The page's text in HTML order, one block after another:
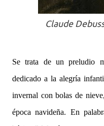
Claude
Se trata de un preludio
dedicado a la alegría
invernal con bolas de
época navideña. En